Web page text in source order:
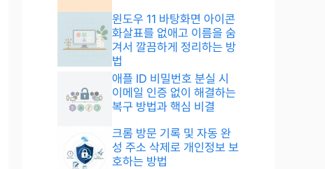
윈도우 11 바탕화면 아이콘
화살표를 없애고 이름을 숨
겨서 깔끔하게 정리하는 방
법
애플 ID 비밀번호 분실 시
이메일 인증 없이 해결하는
복구 방법과 핵심 비결
크롬 방문 기록 및 자동 완
성 주소 삭제로 개인정보 보
호하는 방법